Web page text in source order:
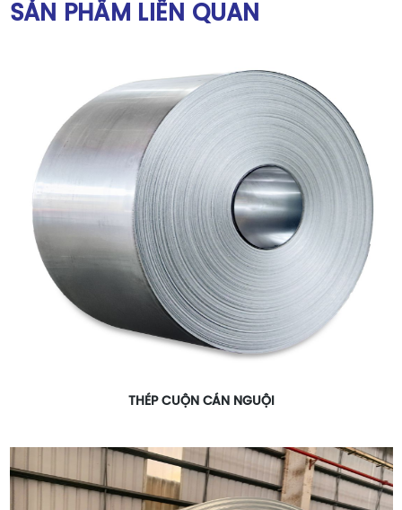
SẢN PHẨM LIÊN QUAN
THÉP CUỘN CÁN NGUỘI